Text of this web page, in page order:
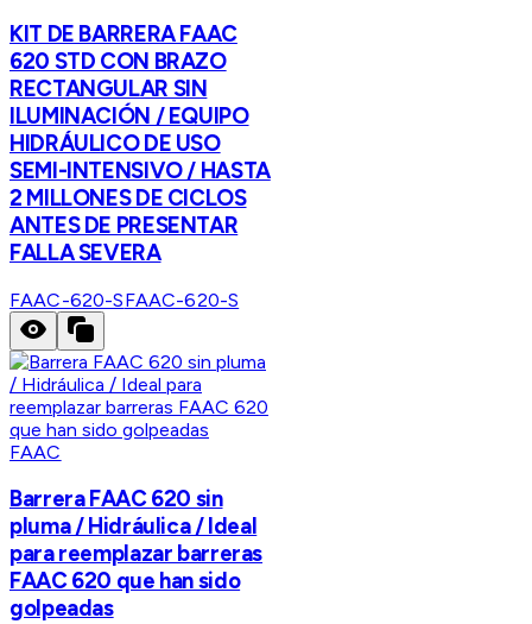
KIT DE BARRERA FAAC
620 STD CON BRAZO
RECTANGULAR SIN
ILUMINACIÓN / EQUIPO
HIDRÁULICO DE USO
SEMI-INTENSIVO / HASTA
2 MILLONES DE CICLOS
ANTES DE PRESENTAR
FALLA SEVERA
FAAC-620-SFAAC-620-S
FAAC
Barrera FAAC 620 sin
pluma / Hidráulica / Ideal
para reemplazar barreras
FAAC 620 que han sido
golpeadas